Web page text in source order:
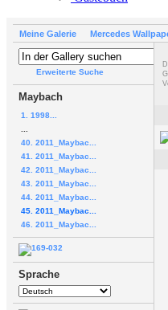
Meine Galerie Mercedes
Erweiterte Suche
Maybach
1. 1998...
40. 2011_Maybac...
41. 2011_Maybac...
42. 2011_Maybac...
43. 2011_Maybac...
44. 2011_Maybac...
45. 2011_Maybac...
46. 2011_Maybac...
Sprache